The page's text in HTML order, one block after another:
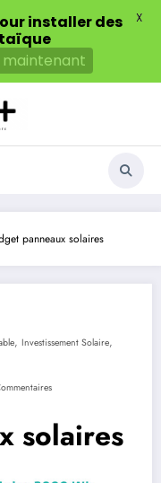
panneaux solaires
, Investissement Solaire,
solaires
installer des
maintenant
X